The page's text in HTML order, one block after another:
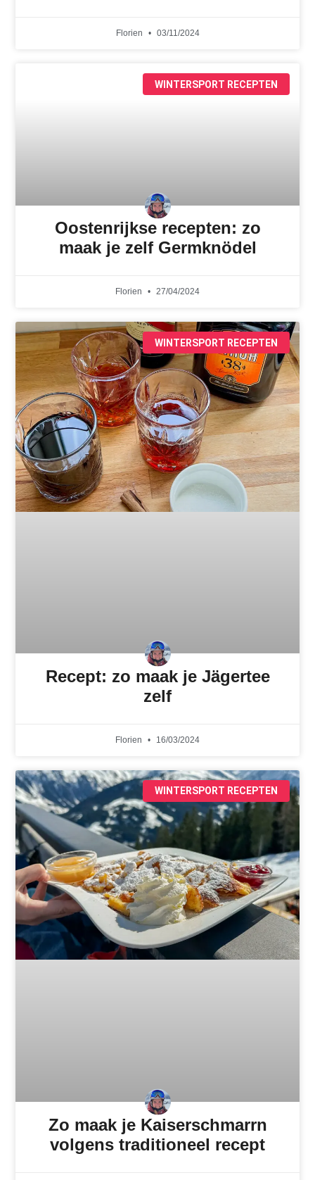
Florien 03/11/2024
WINTERSPORT RECEPTEN
Oostenrijkse recepten: zo
maak je zelf Germknödel
Florien 27/04/2024
WINTERSPORT RECEPTEN
Recept: zo maak je Jägertee
zelf
Florien 16/03/2024
WINTERSPORT RECEPTEN
Zo maak je Kaiserschmarrn
volgens traditioneel recept